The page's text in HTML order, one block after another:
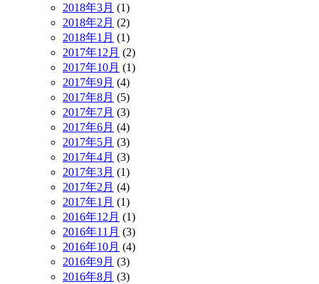
2018年3月 (1)
2018年2月 (2)
2018年1月 (1)
2017年12月 (2)
2017年10月 (1)
2017年9月 (4)
2017年8月 (5)
2017年7月 (3)
2017年6月 (4)
2017年5月 (3)
2017年4月 (3)
2017年3月 (1)
2017年2月 (4)
2017年1月 (1)
2016年12月 (1)
2016年11月 (3)
2016年10月 (4)
2016年9月 (3)
2016年8月 (3)